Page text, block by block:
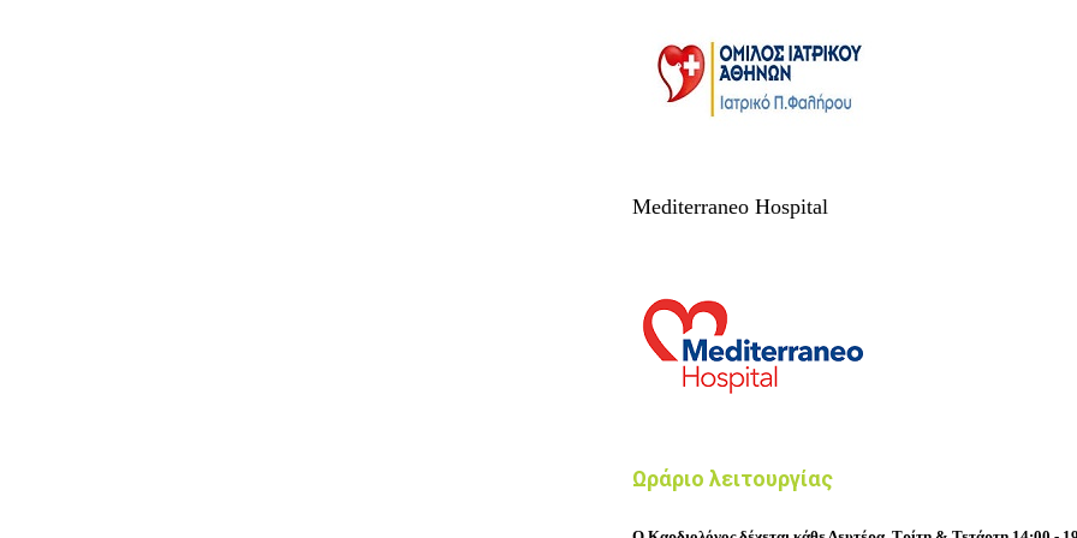
Mediterraneo Hospital
Ωράριο λειτουργίας